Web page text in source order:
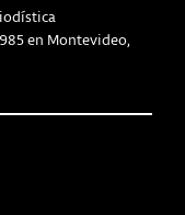
en Montevideo,